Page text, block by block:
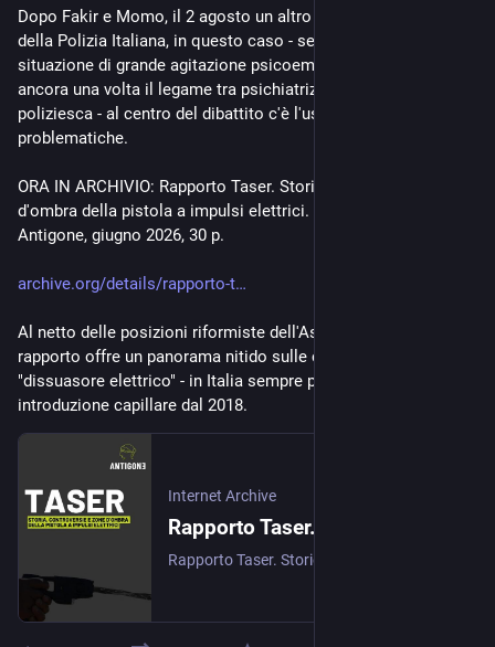
Dopo Fakir e Momo, il 2 agosto un altro "morto" nelle mani
della Polizia Italiana, in questo caso - sempre in una
situazione di grande agitazione psicoemotiva, a sottolineare
ancora una volta il legame tra psichiatrizzazione e mentalità
poliziesca - al centro del dibattito c'è l'uso del TASER e le sue
problematiche.
ORA IN ARCHIVIO: Rapporto Taser. Storie, controversie e zone
d'ombra della pistola a impulsi elettrici. di Associazione
Antigone, giugno 2026, 30 p.
archive.org/details/rapporto-t
Al netto delle posizioni riformiste dell'Associazione, il
rapporto offre un panorama nitido sulle controversie legate al
"dissuasore elettrico" - in Italia sempre più diffuso e in via di
introduzione capillare dal 2018.
Internet Archive